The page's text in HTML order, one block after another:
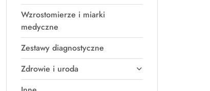
Wzrostomierze i miarki
medyczne
Zestawy diagnostyczne
Zdrowie i uroda